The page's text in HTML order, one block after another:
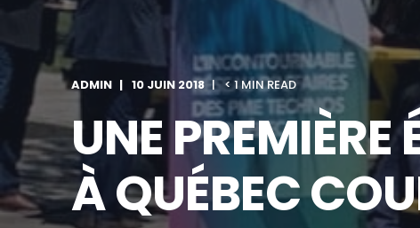
ADMIN 10 JUIN 2018 < 1 MIN READ
UNE
À QUÉBEC